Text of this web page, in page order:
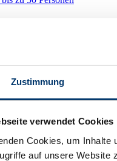
Zustimmung
verwendet Cookies
Cookies, um Inhalte
auf unsere Website